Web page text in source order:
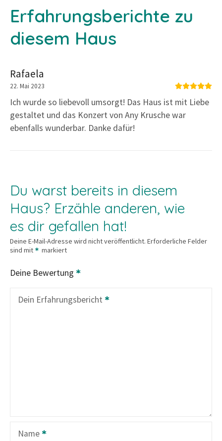
Erfahrungsberichte zu
diesem Haus
Rafaela
22. Mai 2023
Ich wurde so liebevoll umsorgt! Das Haus ist mit Liebe
gestaltet und das Konzert von Any Krusche war
ebenfalls wunderbar. Danke dafür!
Du warst bereits in diesem
Haus? Erzähle anderen, wie
es dir gefallen hat!
Deine E-Mail-Adresse wird nicht veröffentlicht. Erforderliche Felder
sind mit
markiert
Deine Bewertung
Dein Erfahrungsbericht
Name